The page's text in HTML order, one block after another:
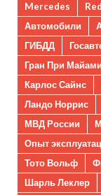
Mercedes
Автомобили
ГИБДД
Гран При Майами
Карлос Сайнс
Ландо Норрис
МВД России
Опыт
Тото Вольф
Шарль Леклер